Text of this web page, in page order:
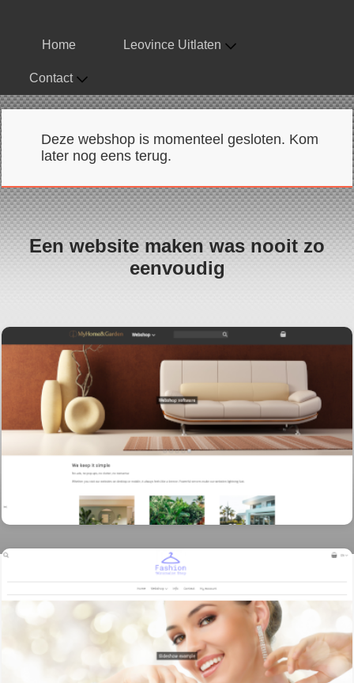
Home Leovince Uitlaten
Contact
Deze webshop is momenteel gesloten. Kom
later nog eens terug.
Een website maken was nooit zo
eenvoudig